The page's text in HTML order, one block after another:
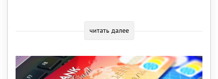
читать далее